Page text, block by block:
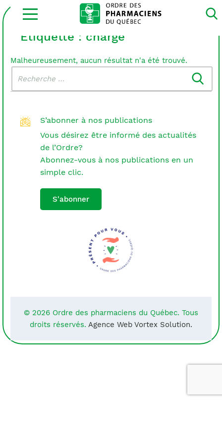
Ouvrir
la
site
Étiquette : charge
Malheureusement, aucun résultat n'a été trouvé.
dans
le
S’abonner à nos publications
Vous désirez être informé des actualités
de l’Ordre?
Abonnez-vous à nos publications en un
simple clic.
S'abonner
© 2026 Ordre des pharmaciens du Québec. Tous
droits réservés. Agence Web Vortex Solution.